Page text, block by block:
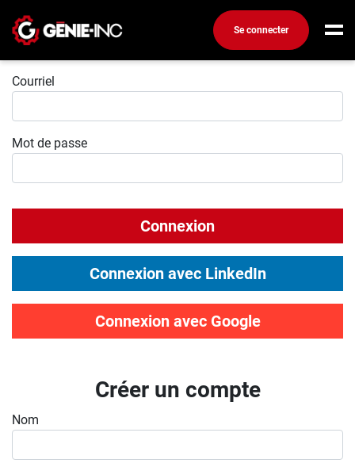
Se connecter
Connexion
Emplois
Ma boîte à outils
Conseils carrière
Métiers
Nos chroniques
Publiez une offre d'emploi
Connexion
Courriel
Mot de passe
Connexion
Connexion avec LinkedIn
Connexion avec Google
Créer un compte
Nom